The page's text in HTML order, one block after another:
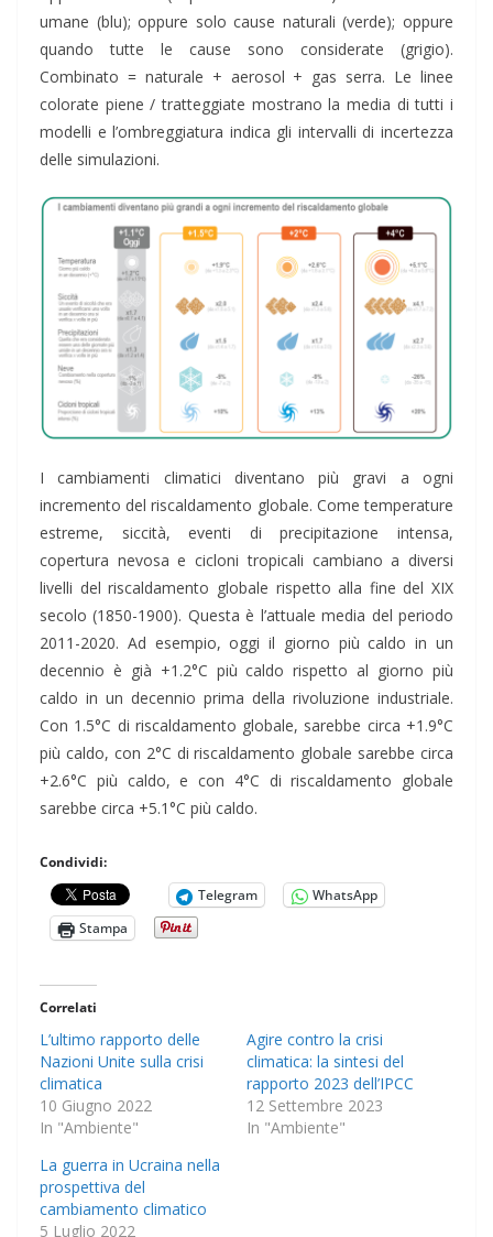
umane (blu); oppure solo cause naturali (verde); oppure
quando tutte le cause sono considerate (grigio).
Combinato = naturale + aerosol + gas serra. Le linee
colorate piene / tratteggiate mostrano la media di tutti i
modelli e l’ombreggiatura indica gli intervalli di incertezza
delle simulazioni.
I cambiamenti climatici diventano più gravi a ogni
incremento del riscaldamento globale. Come temperature
estreme, siccità, eventi di precipitazione intensa,
copertura nevosa e cicloni tropicali cambiano a diversi
livelli del riscaldamento globale rispetto alla fine del XIX
secolo (1850-1900). Questa è l’attuale media del periodo
2011-2020. Ad esempio, oggi il giorno più caldo in un
decennio è già +1.2°C più caldo rispetto al giorno più
caldo in un decennio prima della rivoluzione industriale.
Con 1.5°C di riscaldamento globale, sarebbe circa +1.9°C
più caldo, con 2°C di riscaldamento globale sarebbe circa
+2.6°C più caldo, e con 4°C di riscaldamento globale
sarebbe circa +5.1°C più caldo.
Condividi:
Telegram
WhatsApp
Stampa
Correlati
L’ultimo rapporto delle
Nazioni Unite sulla crisi
climatica
10 Giugno 2022
In "Ambiente"
Agire contro la crisi
climatica: la sintesi del
rapporto 2023 dell’IPCC
12 Settembre 2023
In "Ambiente"
La guerra in Ucraina nella
prospettiva del
cambiamento climatico
5 Luglio 2022